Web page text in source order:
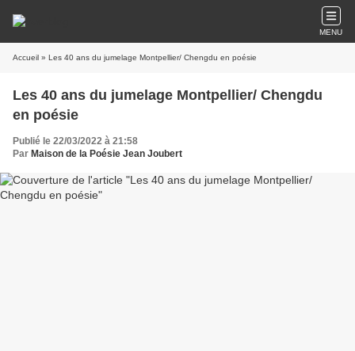
MENU
Accueil » Les 40 ans du jumelage Montpellier/ Chengdu en poésie
Les 40 ans du jumelage Montpellier/ Chengdu
en poésie
Publié le 22/03/2022 à 21:58
Par Maison de la Poésie Jean Joubert